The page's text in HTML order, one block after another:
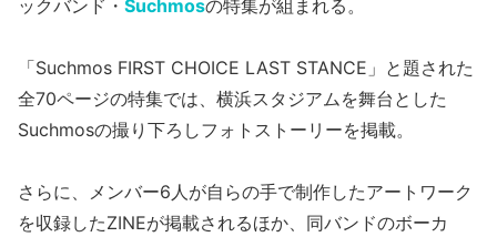
ックバンド・ Suchmosの特集が組まれる。
「Suchmos FIRST CHOICE LAST STANCE」と題された
全70ページの特集では、横浜スタジアムを舞台とした
Suchmosの撮り下ろしフォトストーリーを掲載。
さらに、メンバー6人が自らの手で制作したアートワーク
を収録したZINEが掲載されるほか、同バンドのボーカ